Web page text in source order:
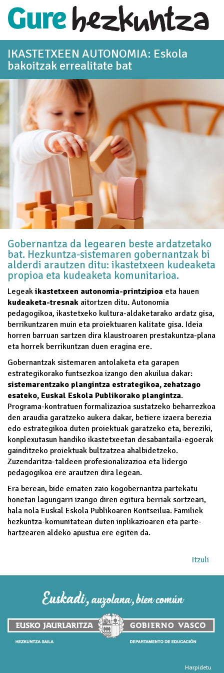
Eduki nagusira joan
IKASTETXEEN AUTONOMIA: Eskola
bakoitzak errealitate bat
Gobernantza da legearen beste ardatzetako
bat. Hezkuntza-sistemaren gobernantzak bi
alderdi arautzen ditu: ikastetxeen kudeaketa
propioa eta kudeaketa komunitarioa.
Legeak ikastetxeen autonomia-printzipioa eta hauen
kudeaketa-tresnak aitortzen ditu. Autonomia
pedagogikoa, ikastetxeko kultura-aldaketarako ardatz gisa,
berrikuntzaren muin eta proiektuaren kalitate gisa. Ideia
horren barruan sartzen dira klaustroaren prestakuntza-plana
eta horrek berrikuntzan duen eragina ere.
Gobernantzak sistemaren antolaketa eta garapen
estrategikorako funtsezkoa izango den akuilua dakar:
sistemarentzako plangintza estrategikoa, zehatzago
esateko, Euskal Eskola Publikorako plangintza.
Programa-kontratuen formalizazioa sustatzeko beharrezkoa
den araudia garatzeko aukera dakar, betiere izaera berezia
edo estrategikoa duten proiektuak garatzeko eta, bereziki,
konplexutasun handiko ikastetxeetan desabantaila-egoerak
gainditzeko proiektuak bultzatzea ahalbidetzeko.
Zuzendaritza-taldeen profesionalizazioa eta lidergo
pedagogikoa ere arautzen dira legean.
Era berean, bide ematen zaio kogobernantza partekatu
honetan lagungarri izango diren egitura berriak sortzeari,
hala nola Euskal Eskola Publikoaren Kontseilua. Familiek
hezkuntza-komunitatean duten inplikazioaren eta parte-
hartzearen aldeko apustua ere egiten da.
Itzuli
Harpidetu